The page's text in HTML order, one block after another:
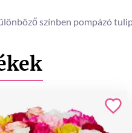
színben pompázó